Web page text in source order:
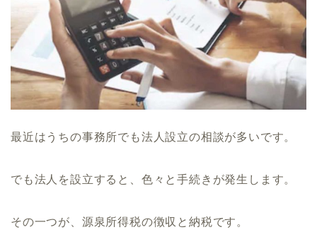
最近はうちの事務所でも法人設立の相談が多いです。
でも法人を設立すると、色々と手続きが発生します。
その一つが、源泉所得税の徴収と納税です。